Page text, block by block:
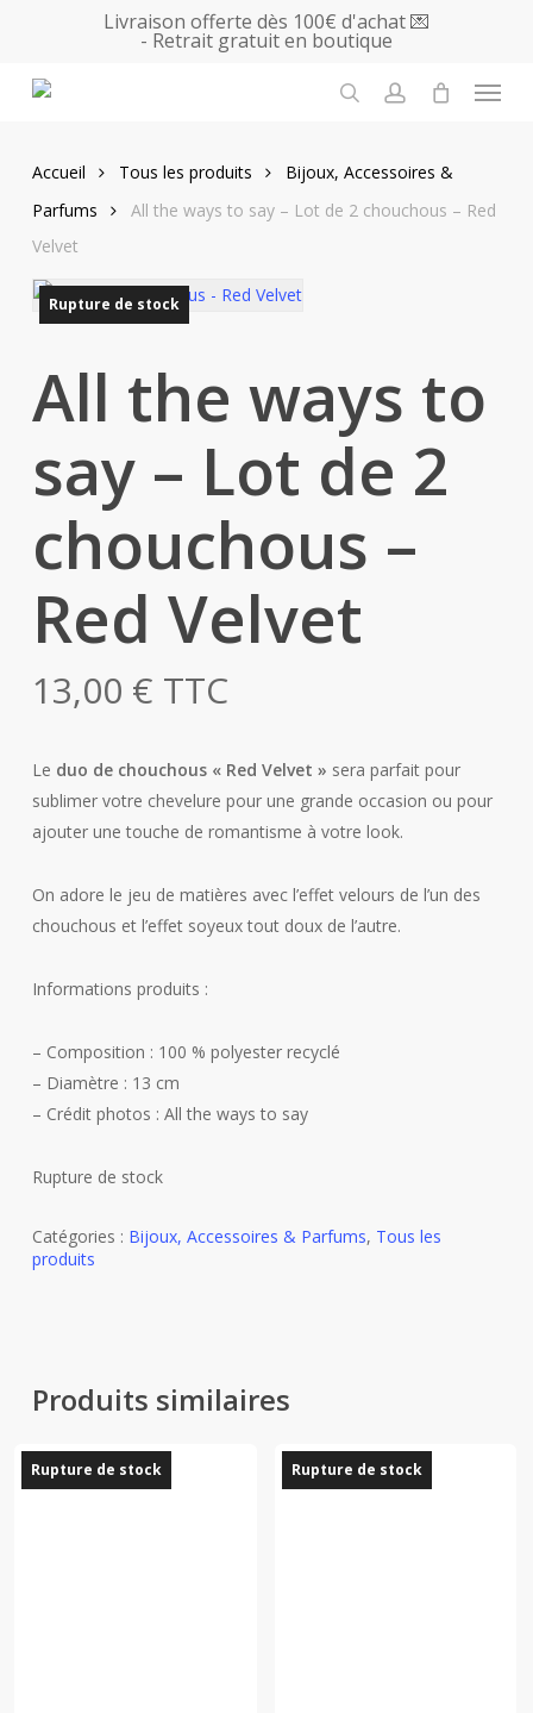
main
Livraison offerte dès 100€ d'achat 💌
- Retrait gratuit en boutique
Menu
Accueil Tous les produits
Bijoux, Accessoires &
Parfums
All the ways to say – Lot de 2 chouchous – Red
Velvet
Rupture de stock
All the ways to
say – Lot de 2
chouchous –
Red Velvet
13,00 € TTC
Le duo de chouchous « Red Velvet » sera parfait pour
sublimer votre chevelure pour une grande occasion ou pour
ajouter une touche de romantisme à votre look.
On adore le jeu de matières avec l’effet velours de l’un des
chouchous et l’effet soyeux tout doux de l’autre.
Informations produits :
– Composition : 100 % polyester recyclé
– Diamètre : 13 cm
– Crédit photos : All the ways to say
Rupture de stock
Catégories : Bijoux, Accessoires & Parfums, Tous les
produits
Produits similaires
Rupture de stock Rupture de stock